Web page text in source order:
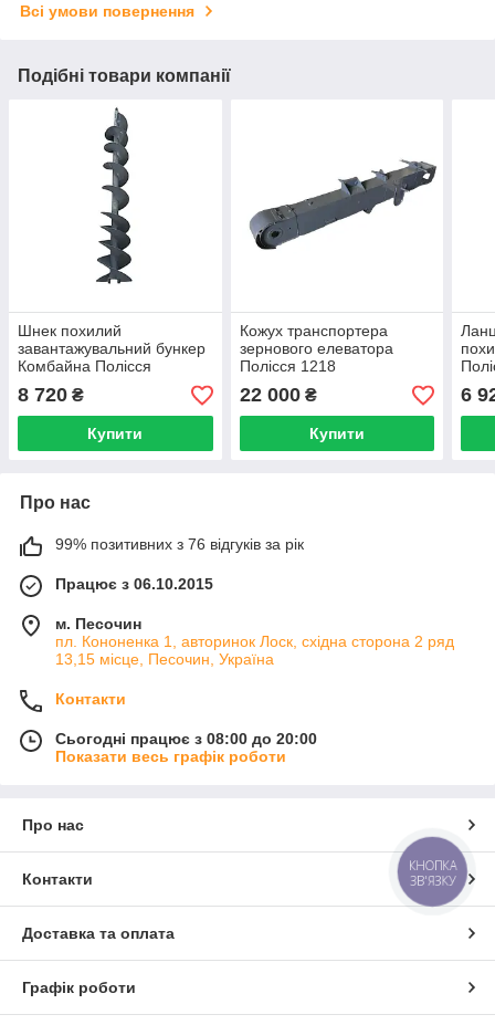
Всі умови повернення
Подібні товари компанії
Шнек похилий
завантажувальний бункер
Комбайна Полісся
812/1218 КЗК-0216030
8 720 ₴
Купити
Кожух транспортера
зернового елеватора
Полісся 1218
22 000₴
Купити
6
Про нас
99% позитивних з 76 відгуків за рік
Працює з 06.10.2015
м. Песочин
пл. Кононенка 1, авторинок Лоск, східна сторона 2 ряд
13,15 місце, Песочин, Україна
Контакти
Сьогодні працює з 08:00 до 20:00
Показати весь графік роботи
Про нас
Контакти
Доставка та оплата
Графік роботи
КНОПКА
ЗВ'ЯЗКУ